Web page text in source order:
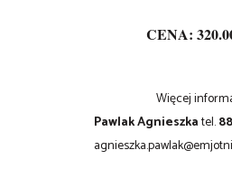
CENA: 320.0
Więcej
Pawlak Agnieszkatel.